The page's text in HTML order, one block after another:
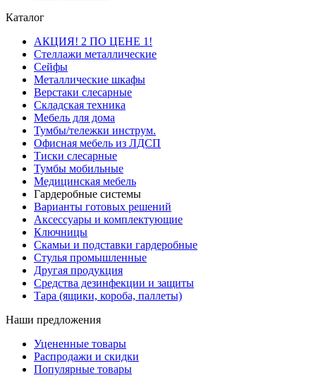
Каталог
АКЦИЯ! 2 ПО ЦЕНЕ 1!
Стеллажи металлические
Сейфы
Металлические шкафы
Верстаки слесарные
Складская техника
Мебель для дома
Тумбы/тележки инструм.
Офисная мебель из ЛДСП
Тиски слесарные
Тумбы мобильные
Медицинская мебель
Гардеробные системы
Варианты готовых решений
Аксессуары и комплектующие
Ключницы
Скамьи и подставки гардеробные
Стулья промышленные
Другая продукция
Средства дезинфекции и защиты
Тара (ящики, короба, паллеты)
Наши предложения
Уцененные товары
Распродажи и скидки
Популярные товары